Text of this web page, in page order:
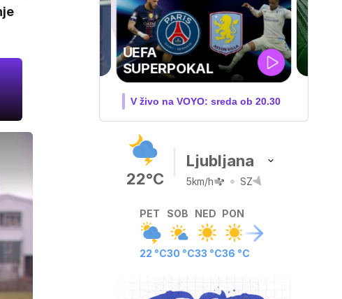
ZUFFA BOXING 10
V živo na VOYO: sobota ob
22°C
Ljubljana
5km/h SZ
PET
22 °C
SOB
30 °C
NED
33 °C
PON
36 °C